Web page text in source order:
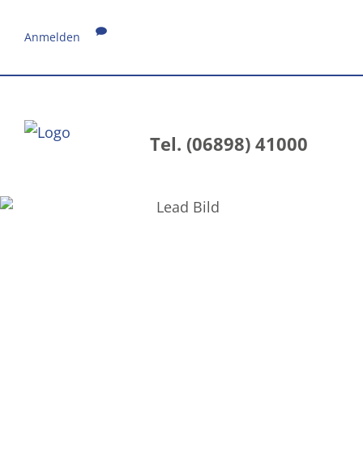
Anmelden
Tel. (06898) 41000